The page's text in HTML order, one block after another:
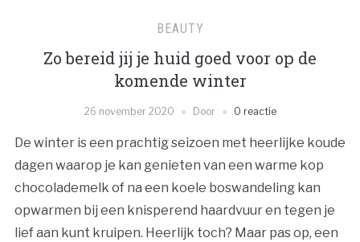
BEAUTY
Zo bereid jij je huid goed voor op de
komende winter
26 november 2020 Door 0 reactie
De winter is een prachtig seizoen met heerlijke koude
dagen waarop je kan genieten van een warme kop
chocolademelk of na een koele boswandeling kan
opwarmen bij een knisperend haardvuur en tegen je
lief aan kunt kruipen. Heerlijk toch? Maar pas op, een